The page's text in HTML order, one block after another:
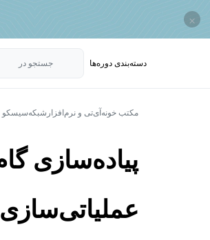
×
دسته‌بندی‌ دوره‌ها جستجو در
مکتب خونه آی‌تی و نرم‌افزار شبکهسیسکو
عملیاتی‌سازی